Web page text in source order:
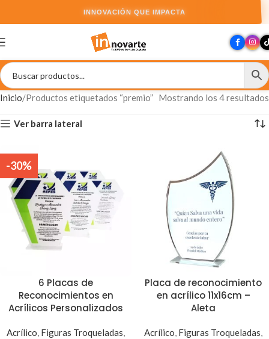
INNOVACIÓN QUE IMPACTA
Inicio Productos etiquetados “premio” Mostrando los 4 resultados
Ver barra lateral
-30%
6 Placas de
Reconocimientos en
Acrílicos Personalizados
Acrílico, Figuras Troqueladas,
Placa de reconocimiento
en acrílico 11x16cm –
Aleta
Acrílico, Figuras Troqueladas,